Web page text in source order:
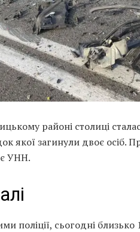
районі столиці
якої загинули двоє осіб.
УНН.
поліції, сьогодні